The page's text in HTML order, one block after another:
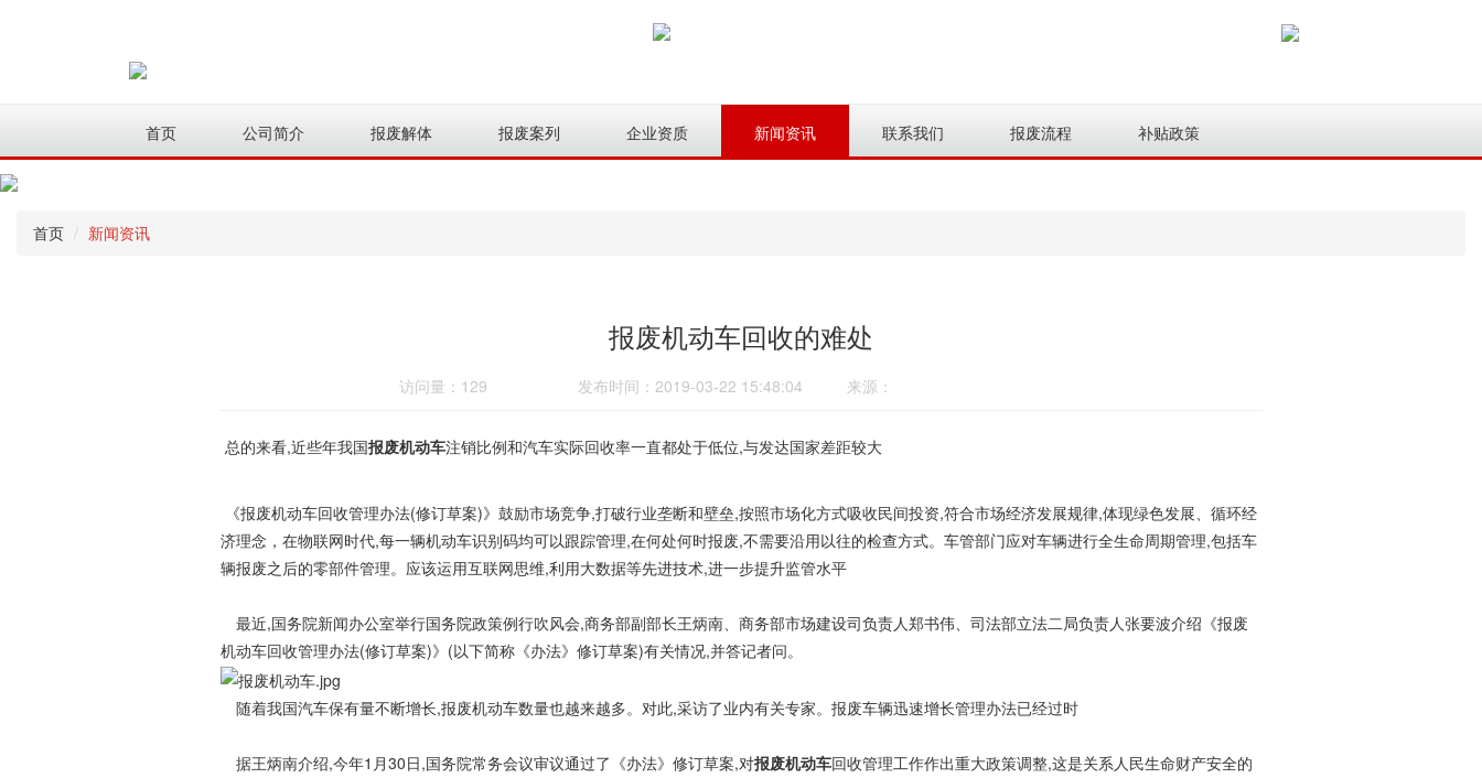
首页 公司简介 报废解体 报废案列 企业资质 新闻资讯 联系我们 报废流程 补贴政策
首页 新闻资讯
报废机动车回收的难处
访问量： 129 发布时间：2019-03-22 15:48:04 来源：
总的来看,近些年我国报废机动车注销比例和汽车实际回收率一直都处于低位,与发达国家差距较大
《报废机动车回收管理办法(修订草案)》鼓励市场竞争,打破行业垄断和壁垒,按照市场化方式吸收民间投资,符合市场经济发展规律,体现绿色发展、循环经
济理念，在物联网时代,每一辆机动车识别码均可以跟踪管理,在何处何时报废,不需要沿用以往的检查方式。车管部门应对车辆进行全生命周期管理,包括车
辆报废之后的零部件管理。应该运用互联网思维,利用大数据等先进技术,进一步提升监管水平
最近,国务院新闻办公室举行国务院政策例行吹风会,商务部副部长王炳南、商务部市场建设司负责人郑书伟、司法部立法二局负责人张要波介绍《报废
机动车回收管理办法(修订草案)》(以下简称《办法》修订草案)有关情况,并答记者问。
随着我国汽车保有量不断增长,报废机动车数量也越来越多。对此,采访了业内有关专家。报废车辆迅速增长管理办法已经过时
据王炳南介绍,今年1月30日,国务院常务会议审议通过了《办法》修订草案,对报废机动车回收管理工作作出重大政策调整,这是关系人民生命财产安全的